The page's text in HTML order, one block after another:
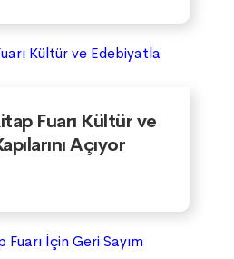
Fuarı Kültür ve
Açıyor